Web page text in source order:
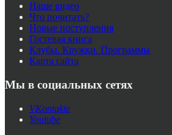
Наше видео
Что почитать?
Новые поступления
Гостевая книга
Клубы. Кружки. Программы
Карта сайта
Мы в социальных сетях
VKontakte
Youtube